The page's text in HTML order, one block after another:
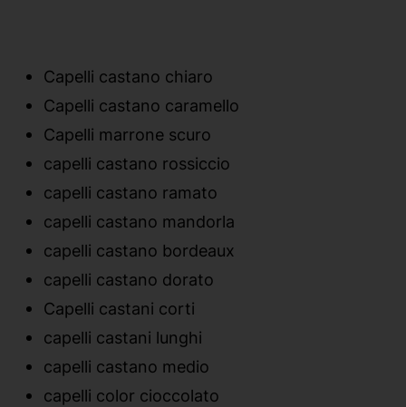
Capelli castano chiaro
Capelli castano caramello
Capelli marrone scuro
capelli castano rossiccio
capelli castano ramato
capelli castano mandorla
capelli castano bordeaux
capelli castano dorato
Capelli castani corti
capelli castani lunghi
capelli castano medio
capelli color cioccolato